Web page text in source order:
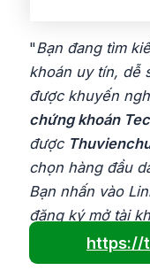
"Bạn đang tìm
khoán uy tín, dễ
được khuyến
chứng khoán
được
chọn hàng đầu
Bạn nhấn vào
đăng ký mở tài
https://